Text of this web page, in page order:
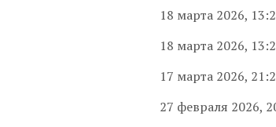
18 марта 2026,
18 марта 2026,
17 марта 2026,
27 февраля 2026,